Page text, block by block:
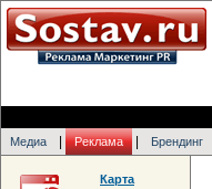
Медиа Реклама Брендинг
Карта